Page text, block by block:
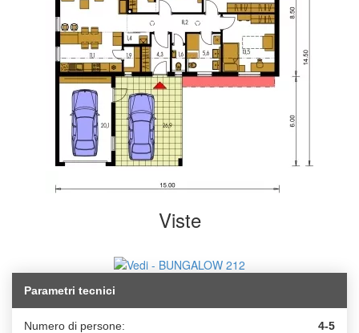
Viste
Parametri tecnici
Numero di persone: 4-5